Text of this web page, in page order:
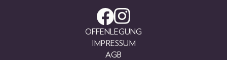
OFFENLEGUNG
IMPRESSUM
AGB